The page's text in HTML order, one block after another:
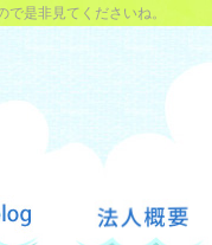
是非見てくださいね。